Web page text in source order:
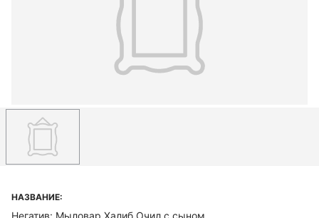
НАЗВАНИЕ:
Негатив: Мыловар Халиб Очил с сыном